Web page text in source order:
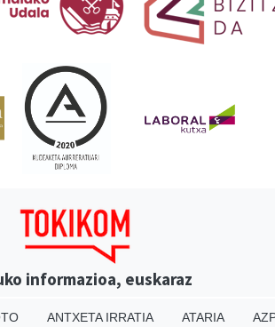
informazioa, euskaraz
ANTXETA IRRATIA ATARIA